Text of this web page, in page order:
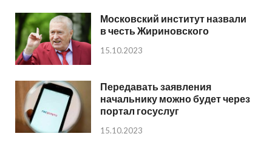
Московский институт назвали
в честь Жириновского
15.10.2023
Передавать заявления
начальнику можно будет через
портал госуслуг
15.10.2023